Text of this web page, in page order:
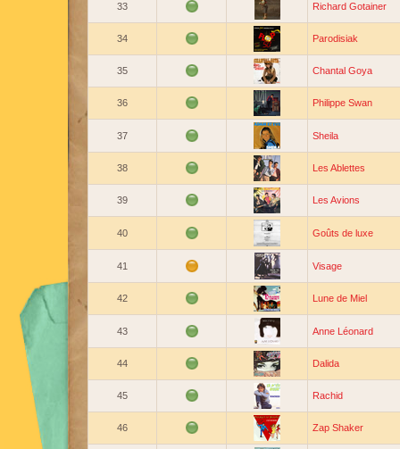
33 Richard Gotainer
34 Parodisiak
35 Chantal Goya
36 Philippe Swan
37 Sheila
38 Les Ablettes
39 Les Avions
40 Goûts de luxe
41 Visage
42 Lune de Miel
43 Anne Léonard
44 Dalida
45 Rachid
46 Zap Shaker